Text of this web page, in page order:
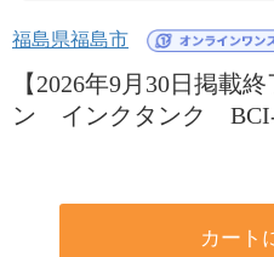
福島県福島市
【2026年9月30日掲載
ン インクタンク BCI-
カート